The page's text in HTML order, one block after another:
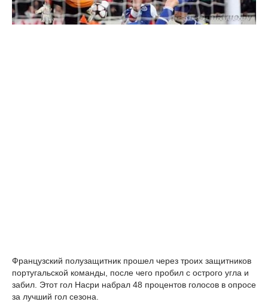
Французский полузащитник прошел через троих защитников
португальской команды, после чего пробил с острого угла и
забил. Этот гол Насри набрал 48 процентов голосов в опросе
за лучший гол сезона.